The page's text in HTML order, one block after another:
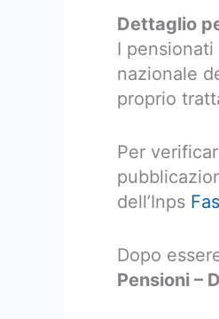
Dettaglio
I
nazionale
proprio
Per
dell’Inps
Dopo
Pensioni –